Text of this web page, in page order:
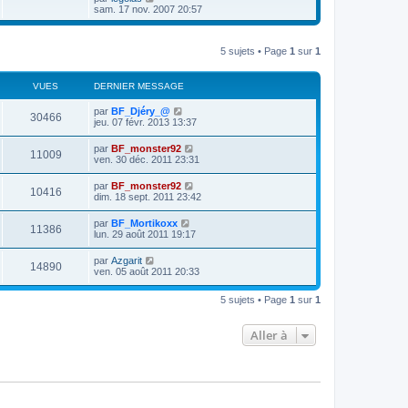
m
e
e
i
e
a
g
e
e
e
e
r
s
s
a
g
e
o
i
e
r
e
r
m
e
s
s
a
g
sam. 17 nov. 2007 20:57
5 sujets • Page 1 sur 1
VUES DERNIER MESSAGE
30466 par BF_Djéry_@
jeu. 07 févr. 2013 13:37
11009 par BF_monster92
ven. 30 déc. 2011 23:31
10416 par BF_monster92
dim. 18 sept. 2011 23:42
11386 par BF_Mortikoxx
lun. 29 août 2011 19:17
14890 par Azgarit
ven. 05 août 2011 20:33
5 sujets • Page 1 sur 1
Aller à